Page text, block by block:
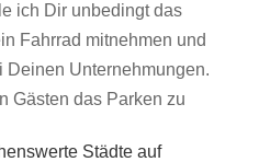
ich Dir unbedingt das
Fahrrad mitnehmen und
Deinen Unternehmungen.
Gästen das Parken zu
Städte auf